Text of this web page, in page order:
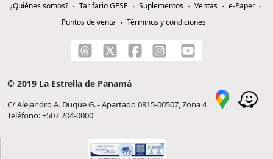
¿Quiénes somos? Tarifario GESE Suplementos Ventas
e-Paper
Puntos de venta
Términos y condiciones
© 2019 La Estrella de Panamá
C/ Alejandro A. Duque G. - Apartado 0815-00507, Zona 4
Teléfono: +507 204-0000